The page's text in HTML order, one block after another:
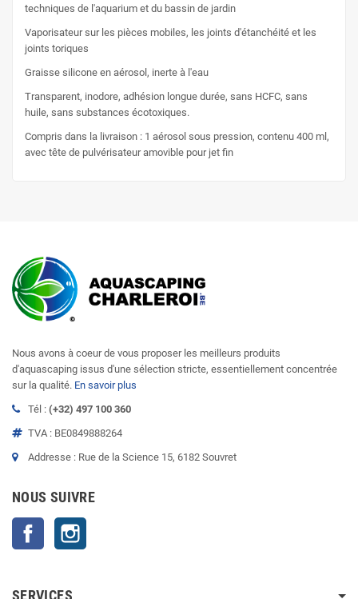
techniques de l'aquarium et du bassin de jardin
Vaporisateur sur les pièces mobiles, les joints d'étanchéité et les
joints toriques
Graisse silicone en aérosol, inerte à l'eau
Transparent, inodore, adhésion longue durée, sans HCFC, sans
huile, sans substances écotoxiques.
Compris dans la livraison : 1 aérosol sous pression, contenu 400 ml,
avec tête de pulvérisateur amovible pour jet fin
Nous avons à coeur de vous proposer les meilleurs produits
d'aquascaping issus d'une sélection stricte, essentiellement concentrée
sur la qualité. En savoir plus
Tél : (+32) 497 100 360
TVA : BE0849888264
Addresse : Rue de la Science 15, 6182 Souvret
NOUS SUIVRE
Facebook
SERVICES